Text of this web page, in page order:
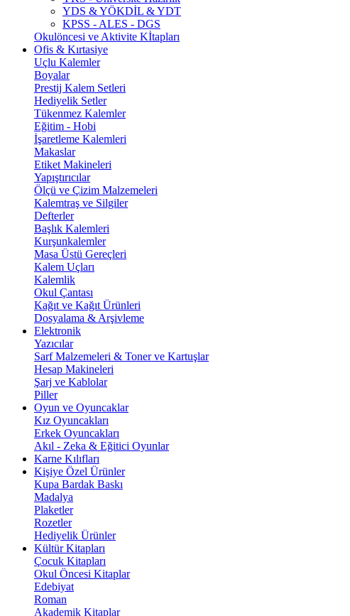
YDS & YÖKDİL & YDT
KPSS - ALES - DGS
Okulöncesi ve Aktivite Kİtapları
Ofis & Kırtasiye
Uçlu Kalemler
Boyalar
Prestij Kalem Setleri
Hediyelik Setler
Tükenmez Kalemler
Eğitim - Hobi
İşaretleme Kalemleri
Makaslar
Etiket Makineleri
Yapıştırıcılar
Ölçü ve Çizim Malzemeleri
Kalemtraş ve Silgiler
Defterler
Başlık Kalemleri
Kurşunkalemler
Masa Üstü Gereçleri
Kalem Uçları
Kalemlik
Okul Çantası
Kağıt ve Kağıt Ürünleri
Dosyalama & Arşivleme
Elektronik
Yazıcılar
Sarf Malzemeleri & Toner ve Kartuşlar
Hesap Makineleri
Şarj ve Kablolar
Piller
Oyun ve Oyuncaklar
Kız Oyuncakları
Erkek Oyuncakları
Akıl - Zeka & Eğitici Oyunlar
Karne Kılıfları
Kişiye Özel Ürünler
Kupa Bardak Baskı
Madalya
Plaketler
Rozetler
Hediyelik Ürünler
Kültür Kitapları
Çocuk Kitapları
Okul Öncesi Kitaplar
Edebiyat
Roman
Akademik Kitaplar